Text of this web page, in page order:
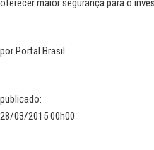
oferecer maior segurança para o
porPortal Brasil
publicado:
28/03/2015 00h00